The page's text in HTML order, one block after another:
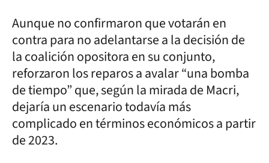
Aunque no confirmaron que votarán en
contra para no adelantarse a la decisión de
la coalición opositora en su conjunto,
reforzaron los reparos a avalar “una bomba
de tiempo” que, según la mirada de Macri,
dejaría un escenario todavía más
complicado en términos económicos a partir
de 2023.